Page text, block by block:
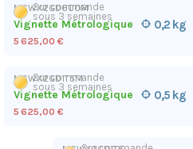
MCWX2GD600M
Vignette Métrologique 0,2 kg
5 625,00 €
Sur commande
sous 3 semaines
MCWX2GD1T5M
Vignette Métrologique 0,5 kg
5 625,00 €
Sur commande
sous 3 semaines